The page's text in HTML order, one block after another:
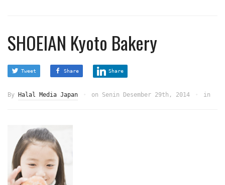
SHOEIAN Kyoto Bakery
Tweet Share Share
By Halal Media Japan on Senin Desember 29th, 2014 in